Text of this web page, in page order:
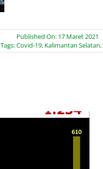
Published On: 17 Maret 2021
Tags:Covid-19, Kalimantan Selatan,